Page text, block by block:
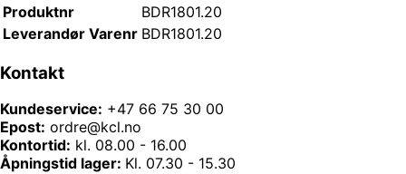
Produktnr
BDR1801.20
Leverandør Varenr BDR1801.20
Kontakt
Kundeservice: +47 66 75 30 00
Epost: ordre@kcl.no
Kontortid: kl. 08.00 - 16.00
Åpningstid lager: Kl. 07.30 - 15.30